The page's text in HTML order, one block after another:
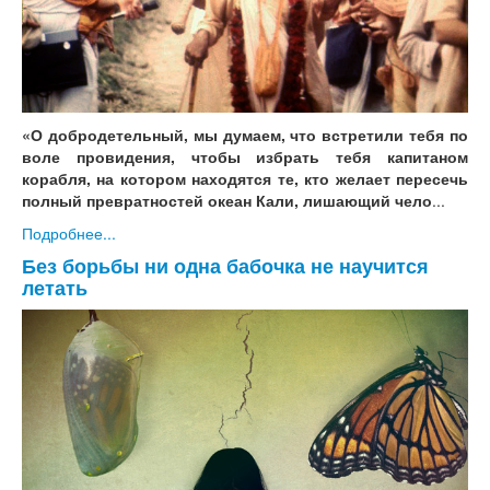
«О добродетельный, мы думаем, что встретили тебя по
воле провидения, чтобы избрать тебя капитаном
корабля, на котором находятся те, кто желает пересечь
полный превратностей океан Кали, лишающий чело...
Подробнее...
Без борьбы ни одна бабочка не научится
летать